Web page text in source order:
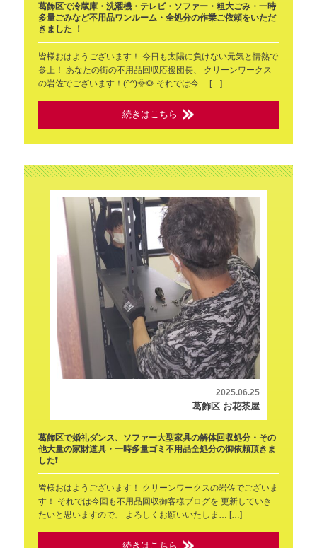
葛飾区で冷蔵庫・洗濯機・テレビ・ソファー・粗大ごみ・一時
多量ごみなど不用品ワンルーム・全処分の作業ご依頼をいただ
きました ！
皆様おはようございます！ 今日も太陽に負けない元気と情熱で
参上！ あなたの街の不用品回収応援団長、 クリーンワークス
の岩佐でございます！(^^)🌞🌻 それでは今… […]
続きはこちら
2025.06.25
葛飾区 お花茶屋
葛飾区で婚礼ダンス、ソファー大型家具の解体回収処分・その
他大量の家財道具・一時多量ゴミ不用品全処分の御依頼頂きま
した❗
皆様おはようございます！ クリーンワークスの岩佐でございま
す！ それでは今回も不用品回収御客様ブログを 更新していき
たいと思いますので、 よろしくお願いいたしま… […]
続きはこちら